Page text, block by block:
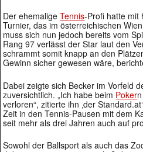
Der ehemaligeTennis-Profi hatte mit
Turnier, das im österreichischen
muss sich nun jedoch bereits vom
Rang 97 verlässt der Star laut den
schrammt somit knapp an den
Gewinn sicher gewesen wäre,
Dabei zeigte sich Becker im Vorfeld
zuversichtlich. „Ich habe beim Poker
verloren“, zitierte ihn ‚der
Zeit in den Tennis-Pausen mit dem
seit mehr als drei Jahren auch auf
Sowohl der Ballsport als auch das